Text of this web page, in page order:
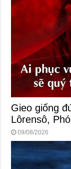
Gieo giống
Lôrensô,
09/08/2026